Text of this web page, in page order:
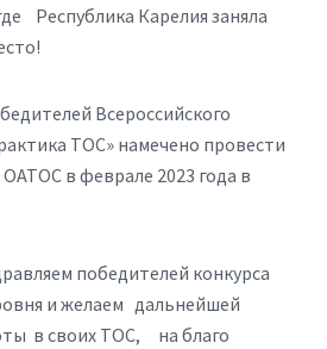
Республика Карелия заняла
Всероссийского
ТОС» намечено провести
в феврале 2023 года в
победителей конкурса
и желаем дальнейшей
в своих ТОС, на благо